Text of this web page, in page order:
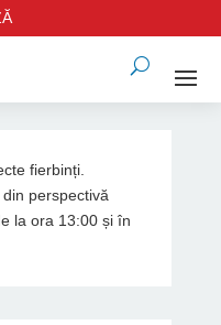
fierbinți.
perspectivă
la ora 13:00 și în